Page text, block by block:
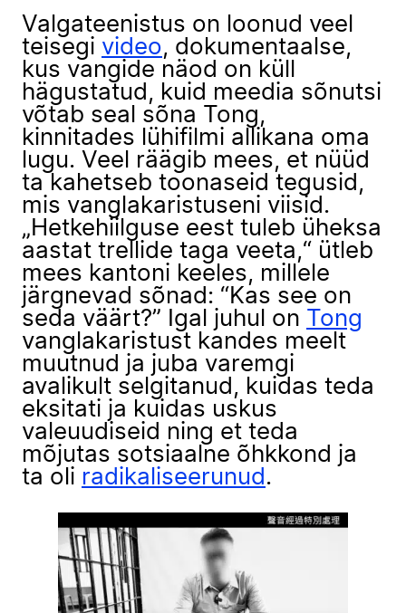
Valgateenistus on loonud veel
teisegi video, dokumentaalse,
kus vangide näod on küll
hägustatud, kuid meedia sõnutsi
võtab seal sõna Tong,
kinnitades lühifilmi allikana oma
lugu. Veel räägib mees, et nüüd
ta kahetseb toonaseid tegusid,
mis vanglakaristuseni viisid.
„Hetkehiilguse eest tuleb üheksa
aastat trellide taga veeta,“ ütleb
mees kantoni keeles, millele
järgnevad sõnad: “Kas see on
seda väärt?” Igal juhul on
Tong
vanglakaristust kandes meelt
muutnud ja juba varemgi
avalikult selgitanud, kuidas teda
eksitati ja kuidas uskus
valeuudiseid ning et teda
mõjutas sotsiaalne õhkkond ja
ta oli radikaliseerunud .